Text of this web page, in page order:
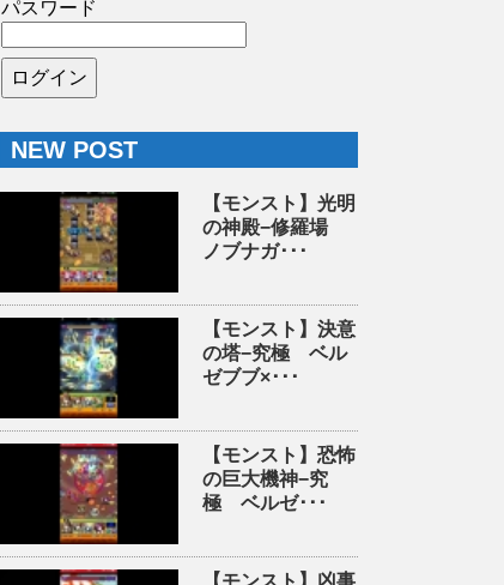
パスワード
NEW POST
【モンスト】光明
の神殿−修羅場
ノブナガ･･･
【モンスト】決意
の塔−究極 ベル
ゼブブ×･･･
【モンスト】恐怖
の巨大機神−究
極 ベルゼ･･･
【モンスト】凶事